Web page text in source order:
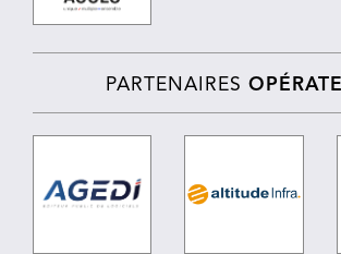
PARTENAIRES